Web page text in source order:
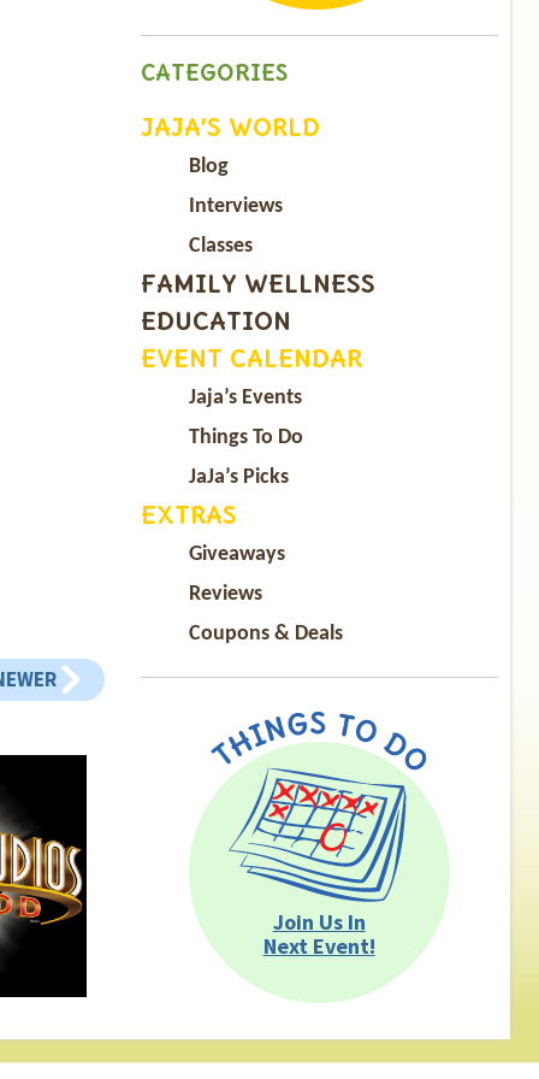
CATEGORIES
JAJA’S WORLD
Blog
Interviews
Classes
FAMILY WELLNESS
EDUCATION
EVENT CALENDAR
Jaja’s Events
Things To Do
JaJa’s Picks
EXTRAS
Giveaways
Reviews
Coupons & Deals
Join Us In
Next Event!